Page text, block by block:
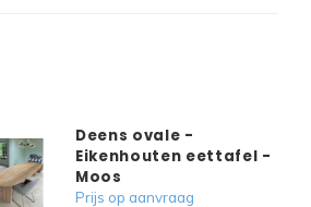
Deens ovale -
Eikenhouten eettafel -
Moos
Prijs op aanvraag